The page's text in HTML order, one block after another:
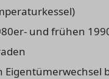
und frühen